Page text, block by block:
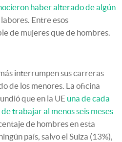
haber alterado de algún
Entre esos
de mujeres que de hombres.
interrumpen sus carreras
de los menores. La oficina
que en la UE una de cada
trabajar al menos seis meses
de hombres en esta
país, salvo el Suiza (13%),